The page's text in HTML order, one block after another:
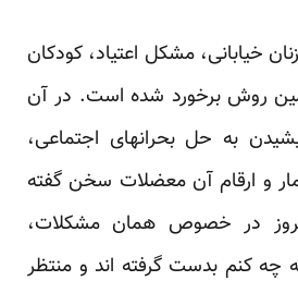
خیابانی، مشکل اعتیاد، کودکان
روش برخورد شده است. در آن
به حل بحرانهای اجتماعی،
و ارقام آن معضلات سخن گفته
در خصوص همان مشکلات،
چه کنم بدست گرفته اند و منتظر